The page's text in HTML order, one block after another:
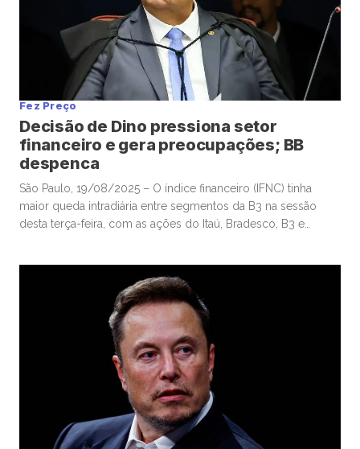
Fez Preço
Decisão de Dino pressiona setor
financeiro e gera preocupações; BB
despenca
São Paulo, 19/08/2025 – O índice financeiro (IFNC) tinha
maior queda intradiária entre segmentos da B3 na sessão
desta terça-feira, com as ações do Itaú, Bradesco, B3 e
meio à escalada de tensões entre Brasil […]